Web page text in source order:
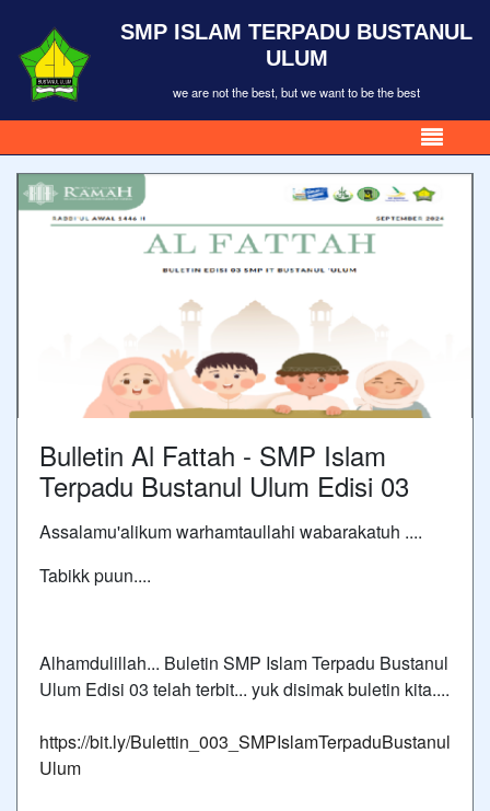
SMP ISLAM TERPADU BUSTANUL
ULUM
we are not the best, but we want to be the best
Bulletin Al Fattah - SMP Islam
Terpadu Bustanul Ulum Edisi 03
Assalamu'alikum warhamtaullahi wabarakatuh ....
Tabikk puun....
Alhamdulillah... Buletin SMP Islam Terpadu Bustanul
Ulum Edisi 03 telah terbit... yuk disimak buletin kita....
https://bit.ly/Bulettin_003_SMPIslamTerpaduBustanul
Ulum